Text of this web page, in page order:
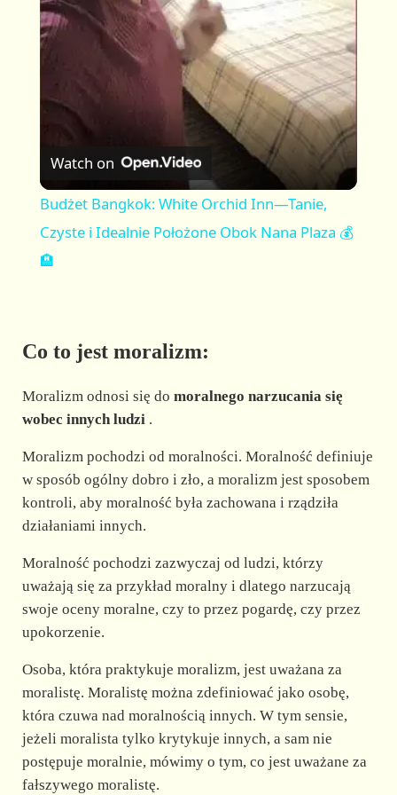
a
y
V
i
o
Watch on
Budżet Bangkok: White Orchid Inn—Tanie,
Czyste i Idealnie Położone Obok Nana Plaza 💰
🏨
Co to jest moralizm:
Moralizm odnosi się do moralnego narzucania się
wobec innych ludzi.
Moralizm pochodzi od moralności. Moralność definiuje
w sposób ogólny dobro i zło, a moralizm jest sposobem
kontroli, aby moralność była zachowana i rządziła
działaniami innych.
Moralność pochodzi zazwyczaj od ludzi, którzy
uważają się za przykład moralny i dlatego narzucają
swoje oceny moralne, czy to przez pogardę, czy przez
upokorzenie.
Osoba, która praktykuje moralizm, jest uważana za
moralistę. Moralistę można zdefiniować jako osobę,
która czuwa nad moralnością innych. W tym sensie,
jeżeli moralista tylko krytykuje innych, a sam nie
postępuje moralnie, mówimy o tym, co jest uważane za
fałszywego moralistę.